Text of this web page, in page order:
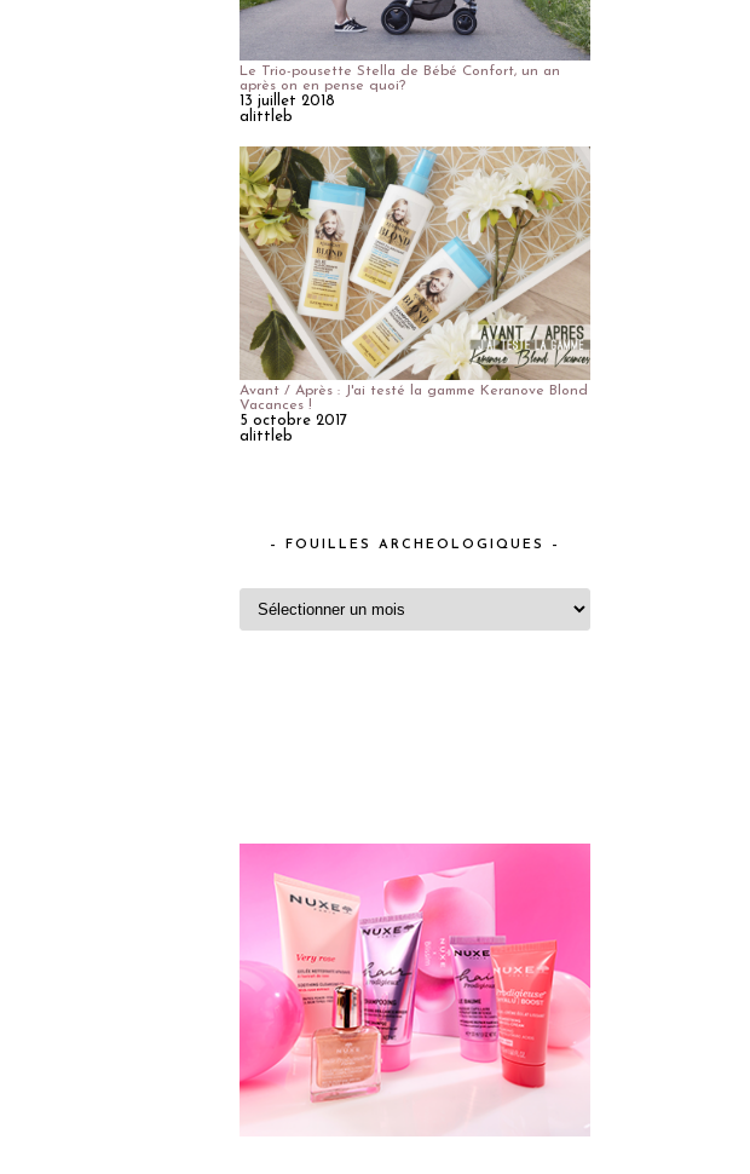
Le Trio-pousette Stella de Bébé Confort, un an
après on en pense quoi?
13 juillet 2018
alittleb
Avant / Après : J'ai testé la gamme Keranove Blond
Vacances !
5 octobre 2017
alittleb
– FOUILLES ARCHEOLOGIQUES –